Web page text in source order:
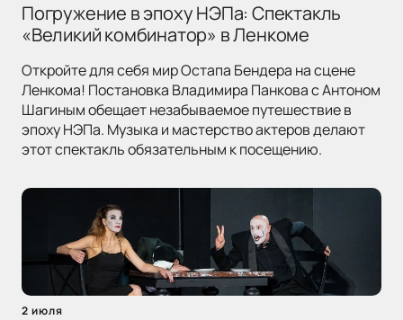
Погружение в эпоху НЭПа: Спектакль
«Великий комбинатор» в Ленкоме
Откройте для себя мир Остапа Бендера на сцене
Ленкома! Постановка Владимира Панкова с Антоном
Шагиным обещает незабываемое путешествие в
эпоху НЭПа. Музыка и мастерство актеров делают
этот спектакль обязательным к посещению.
2 июля